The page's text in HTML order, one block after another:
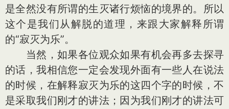
是全然没有所谓的生灭诸行烦恼的境界的。所以
这个是我们从解脱的道理，来跟大家解释所谓
的“寂灭为乐”。
当然，如果各位观众如果有机会再多去探寻
的话，我相信您一定会发现外面有一些人在说法
的时候，在解释寂灭为乐的这四个字的时候，不
是采取我们刚才的讲法；因为我们刚才的讲法可